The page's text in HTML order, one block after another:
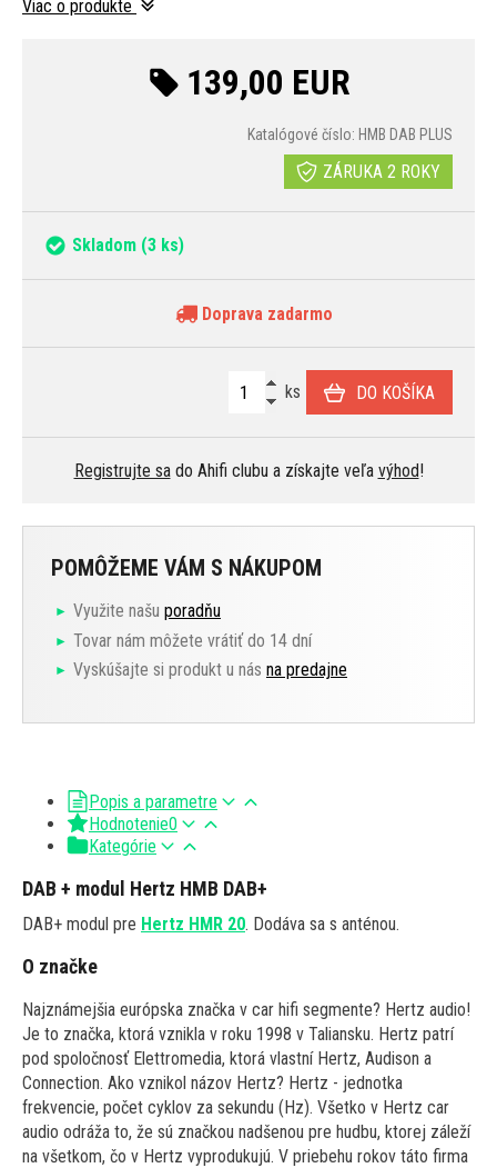
Viac o produkte
139,00 EUR
Katalógové číslo: HMB DAB PLUS
ZÁRUKA 2 ROKY
Skladom (3 ks)
Doprava zadarmo
ks DO KOŠÍKA
Registrujte sado Ahifi clubu a získajte veľa výhod!
POMÔŽEME VÁM S NÁKUPOM
Využite našu poradňu
Tovar nám môžete vrátiť do 14 dní
Vyskúšajte si produkt u nás na predajne
Popis a parametre
Hodnotenie0
Kategórie
DAB + modul Hertz HMB DAB+
DAB+ modul pre Hertz HMR 20. Dodáva sa s anténou.
O značke
Najznámejšia európska značka v car hifi segmente? Hertz audio!
Je to značka, ktorá vznikla v roku 1998 v Taliansku. Hertz patrí
pod spoločnosť Elettromedia, ktorá vlastní Hertz, Audison a
Connection. Ako vznikol názov Hertz? Hertz - jednotka
frekvencie, počet cyklov za sekundu (Hz). Všetko v Hertz car
audio odráža to, že sú značkou nadšenou pre hudbu, ktorej záleží
na všetkom, čo v Hertz vyprodukujú. V priebehu rokov táto firma